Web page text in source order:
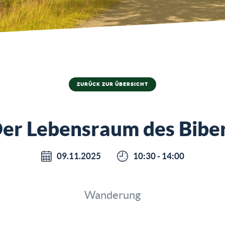
ZURÜCK ZUR ÜBERSICHT
Lebensraum des
09.11.2025 10:30 - 14:00
Wanderung